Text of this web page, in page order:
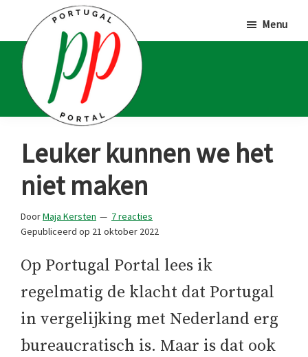
hoofd
inhoud
eerste
sidebar
voettekst
Portal
Portugalliefhebbers
en
fanaten
Menu
Leuker kunnen we het
niet maken
DoorMaja Kersten
7 reacties
Gepubliceerd op 21 oktober 2022
Op Portugal Portal lees ik
regelmatig de klacht dat Portugal
in vergelijking met Nederland erg
bureaucratisch is. Maar is dat ook